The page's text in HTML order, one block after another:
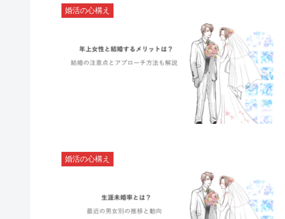
婚活の心構え
婚活の心構え